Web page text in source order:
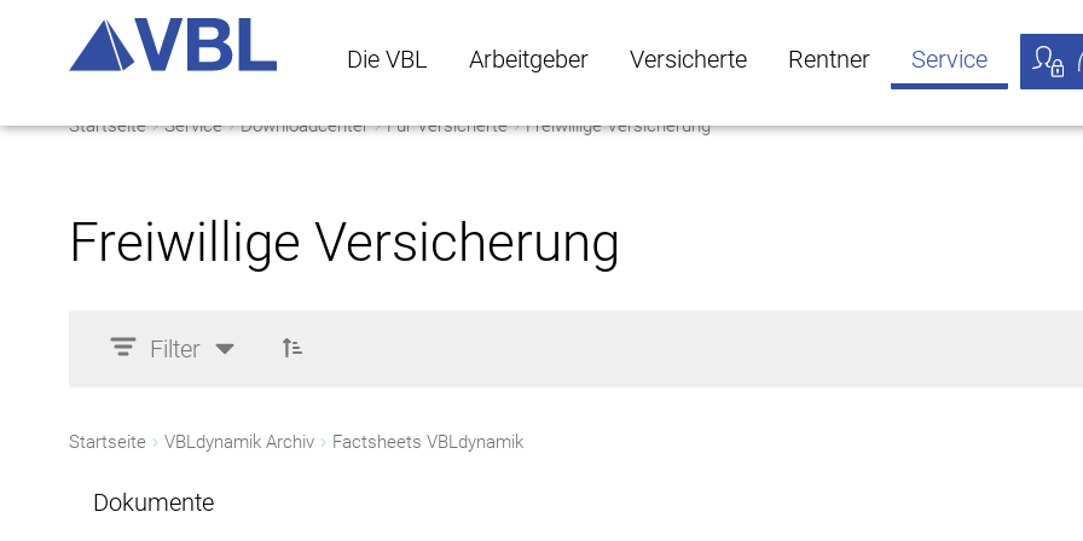
Die VBL
Die VBL Untermenü öffnen
Arbeitgeber
Arbeitgeber Untermenü öffnen
Versicherte
Versicherte Untermenü öffnen
Rentner Service
Startseite Service Downloadcenter Für Versicherte Freiwillige Versicherung
Freiwillige Versicherung
Filter
Startseite VBLdynamik Archiv Factsheets VBLdynamik
Dokumente